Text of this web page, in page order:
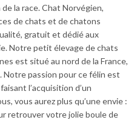
la race. Chat Norvégien,
de chats et de chatons
gratuit et dédié aux
Notre petit élevage de chats
est situé au nord de la France,
Notre passion pour ce félin est
l’acquisition d’un
vous aurez plus qu’une envie :
retrouver votre jolie boule de